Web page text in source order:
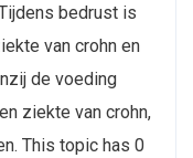
bedrust is
van crohn en
de voeding
ziekte van crohn,
This topic has 0